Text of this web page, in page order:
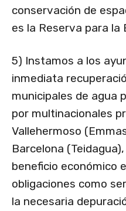
conservación de
es la Reserva para la
5) Instamos a los
inmediata
municipales de agua
por multinacionales
Vallehermoso
Barcelona
beneficio económico
obligaciones como
la necesaria